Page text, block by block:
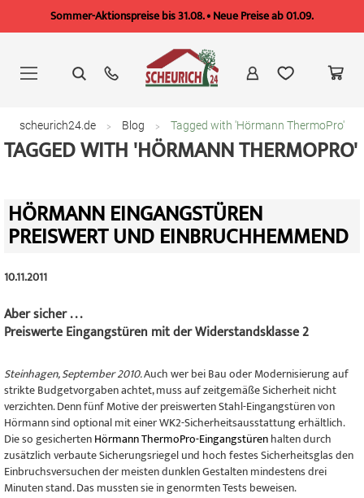
Sommer-Aktionspreise bis 31.08. • Neue Preise ab 01.09.
springen
scheurich24.de Blog Tagged with 'Hörmann ThermoPro'
TAGGED WITH 'HÖRMANN THERMOPRO'
HÖRMANN EINGANGSTÜREN
PREISWERT UND EINBRUCHHEMMEND
10.11.2011
Aber sicher . . .
Preiswerte Eingangstüren mit der Widerstandsklasse 2
Steinhagen, September 2010.Auch wer bei Bau oder Modernisierung auf
strikte Budgetvorgaben achtet, muss auf zeitgemäße Sicherheit nicht
verzichten. Denn fünf Motive der preiswerten Stahl-Eingangstüren von
Hörmann sind optional mit einer WK2-Sicherheitsausstattung erhältlich.
Die so gesichertenHörmann ThermoPro-Eingangstürenhalten durch
zusätzlich verbaute Sicherungsriegel und hoch festes Sicherheitsglas den
Einbruchsversuchen der meisten dunklen Gestalten mindestens drei
Minuten stand. Das mussten sie in genormten Tests beweisen.